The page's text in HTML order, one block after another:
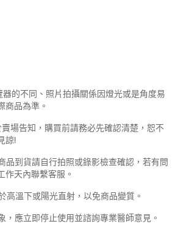
的不同、照片拍攝關係因燈光或是角度易
商品為準。
場告知，購買前請務必先確認清楚，恕不
諒!
品到貨請自行拍照或錄影檢查確認，若有問
作天內聯繫客服。
高溫下或陽光直射，以免商品變質。
，應立即停止使用並諮詢專業醫師意見。